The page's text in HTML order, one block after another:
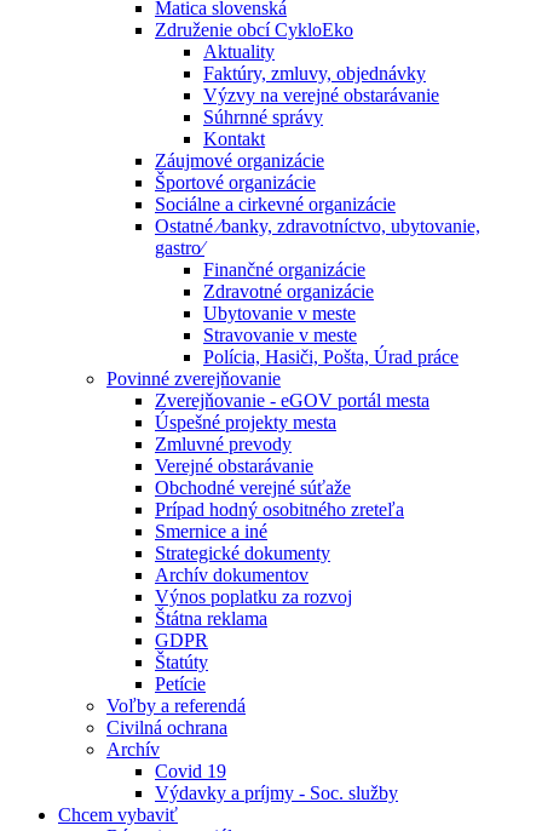
Matica slovenská
Združenie obcí CykloEko
Aktuality
Faktúry, zmluvy, objednávky
Výzvy na verejné obstarávanie
Súhrnné správy
Kontakt
Záujmové organizácie
Športové organizácie
Sociálne a cirkevné organizácie
Ostatné ⁄banky, zdravotníctvo, ubytovanie,
gastro⁄
Finančné organizácie
Zdravotné organizácie
Ubytovanie v meste
Stravovanie v meste
Polícia, Hasiči, Pošta, Úrad práce
Povinné zverejňovanie
Zverejňovanie - eGOV portál mesta
Úspešné projekty mesta
Zmluvné prevody
Verejné obstarávanie
Obchodné verejné súťaže
Prípad hodný osobitného zreteľa
Smernice a iné
Strategické dokumenty
Archív dokumentov
Výnos poplatku za rozvoj
Štátna reklama
GDPR
Štatúty
Petície
Voľby a referendá
Civilná ochrana
Archív
Covid 19
Výdavky a príjmy - Soc. služby
Chcem vybaviť